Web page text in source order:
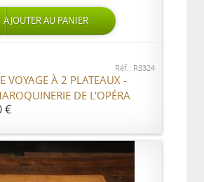
AJOUTER AU PANIER
Réf.: R3324
VOYAGE À 2 PLATEAUX -
DE L'OPÉRA
€